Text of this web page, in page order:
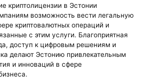
криптолицензии в Эстонии
возможность вести легальную
криптовалютных операций и
с этим услуги. Благоприятная
доступ к цифровым решениям и
делают Эстонию привлекательным
и инноваций в сфере